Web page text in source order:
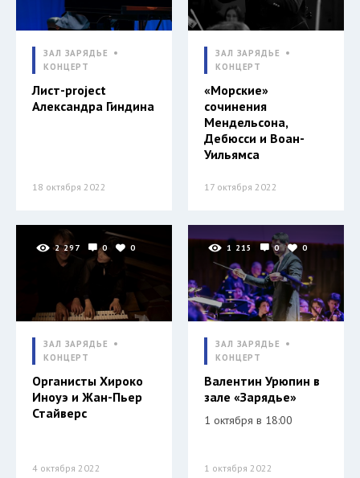
ЗАЛ ЗАРЯДЬЕ
КОНЦЕРТ
Лист-project
Александра Гиндина
18 октября 2022
ЗАЛ ЗАРЯДЬЕ
КОНЦЕРТ
«Морские»
сочинения
Мендельсона,
Дебюсси и Воан-
Уильямса
17 октября 2022
2 297 0 0
ЗАЛ ЗАРЯДЬЕ
КОНЦЕРТ
Органисты Хироко
Иноуэ и Жан-Пьер
Стайверс
4 октября 2022
1 215 0 0
ЗАЛ ЗАРЯДЬЕ
КОНЦЕРТ
Валентин Урюпин в
зале «Зарядье»
1 октября в 18:00
1 октября 2022